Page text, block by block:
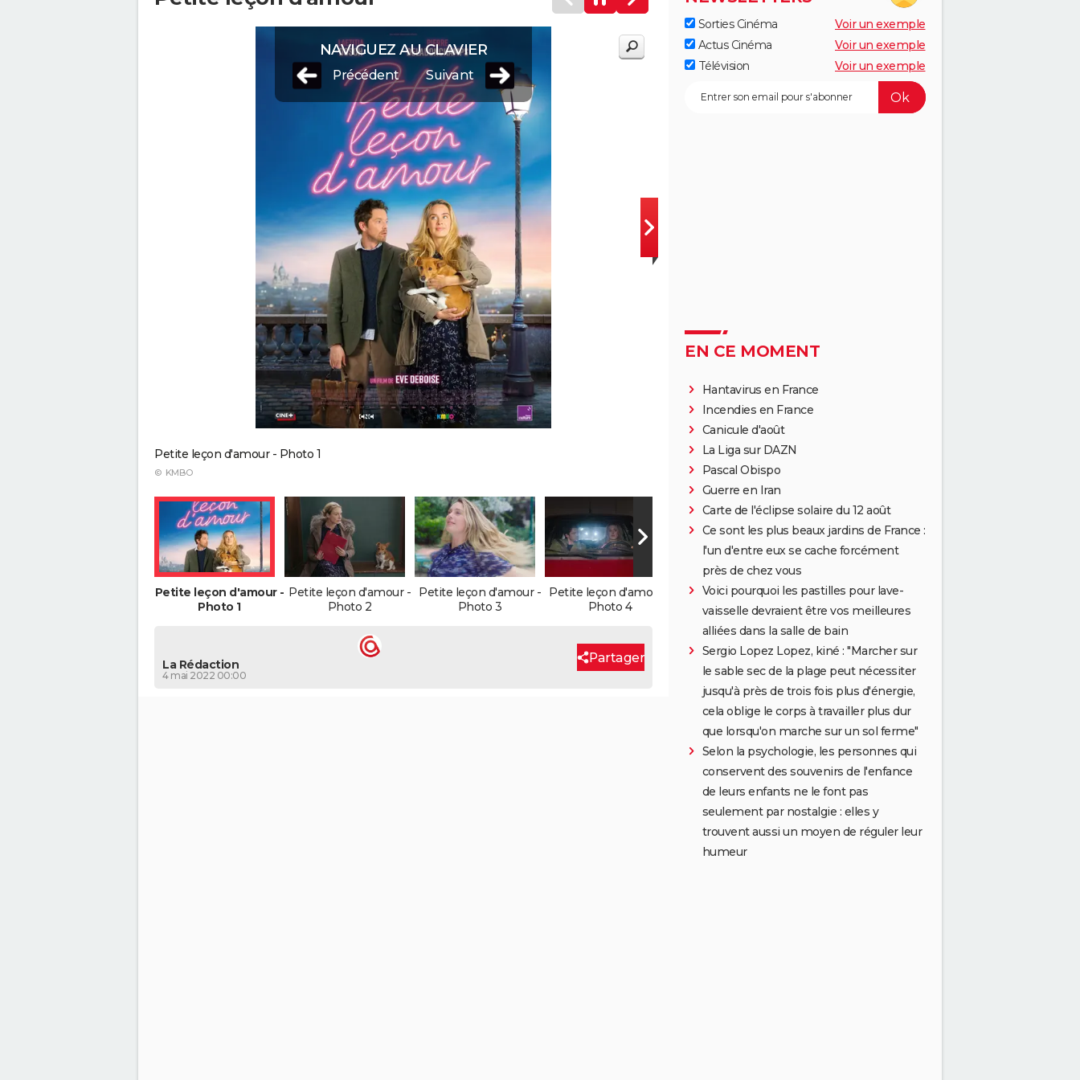
NAVIGUEZ AU CLAVIER
Précédent Suivant
Petite leçon d'amour - Photo 1
© KMBO
Petite leçon d'amour -
Photo 1
Petite leçon d'amour -
Photo 2
Petite leçon d'amour -
Photo 3
Petite leçon d'amour -
Photo 4
Petite leçon d'amour -
Photo 5
La Rédaction
4 mai 2022 00:00
Partager
Sorties Cinéma
Voir un exemple
Actus Cinéma
Voir un exemple
Télévision
Voir un exemple
EN CE MOMENT
Hantavirus en France
Incendies en France
Canicule d'août
La Liga sur DAZN
Pascal Obispo
Guerre en Iran
Carte de l'éclipse solaire du 12 août
Ce sont les plus beaux jardins de France :
l'un d'entre eux se cache forcément
près de chez vous
Voici pourquoi les pastilles pour lave-
vaisselle devraient être vos meilleures
alliées dans la salle de bain
Sergio Lopez Lopez, kiné : "Marcher sur
le sable sec de la plage peut nécessiter
jusqu'à près de trois fois plus d'énergie,
cela oblige le corps à travailler plus dur
que lorsqu'on marche sur un sol ferme"
Selon la psychologie, les personnes qui
conservent des souvenirs de l'enfance
de leurs enfants ne le font pas
seulement par nostalgie : elles y
trouvent aussi un moyen de réguler leur
humeur